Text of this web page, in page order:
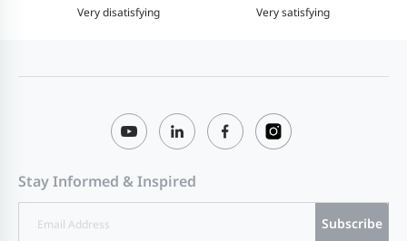
Very disatisfying Very satisfying
Stay Informed & Inspired
Subscribe